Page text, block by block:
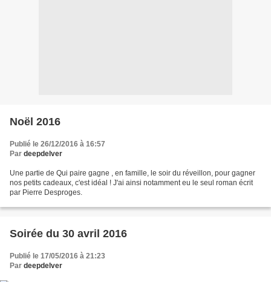
Noël 2016
Publié le 26/12/2016 à 16:57
Par deepdelver
Une partie de Qui paire gagne , en famille, le soir du réveillon, pour gagner
nos petits cadeaux, c'est idéal ! J'ai ainsi notamment eu le seul roman écrit
par Pierre Desproges.
Soirée du 30 avril 2016
Publié le 17/05/2016 à 21:23
Par deepdelver